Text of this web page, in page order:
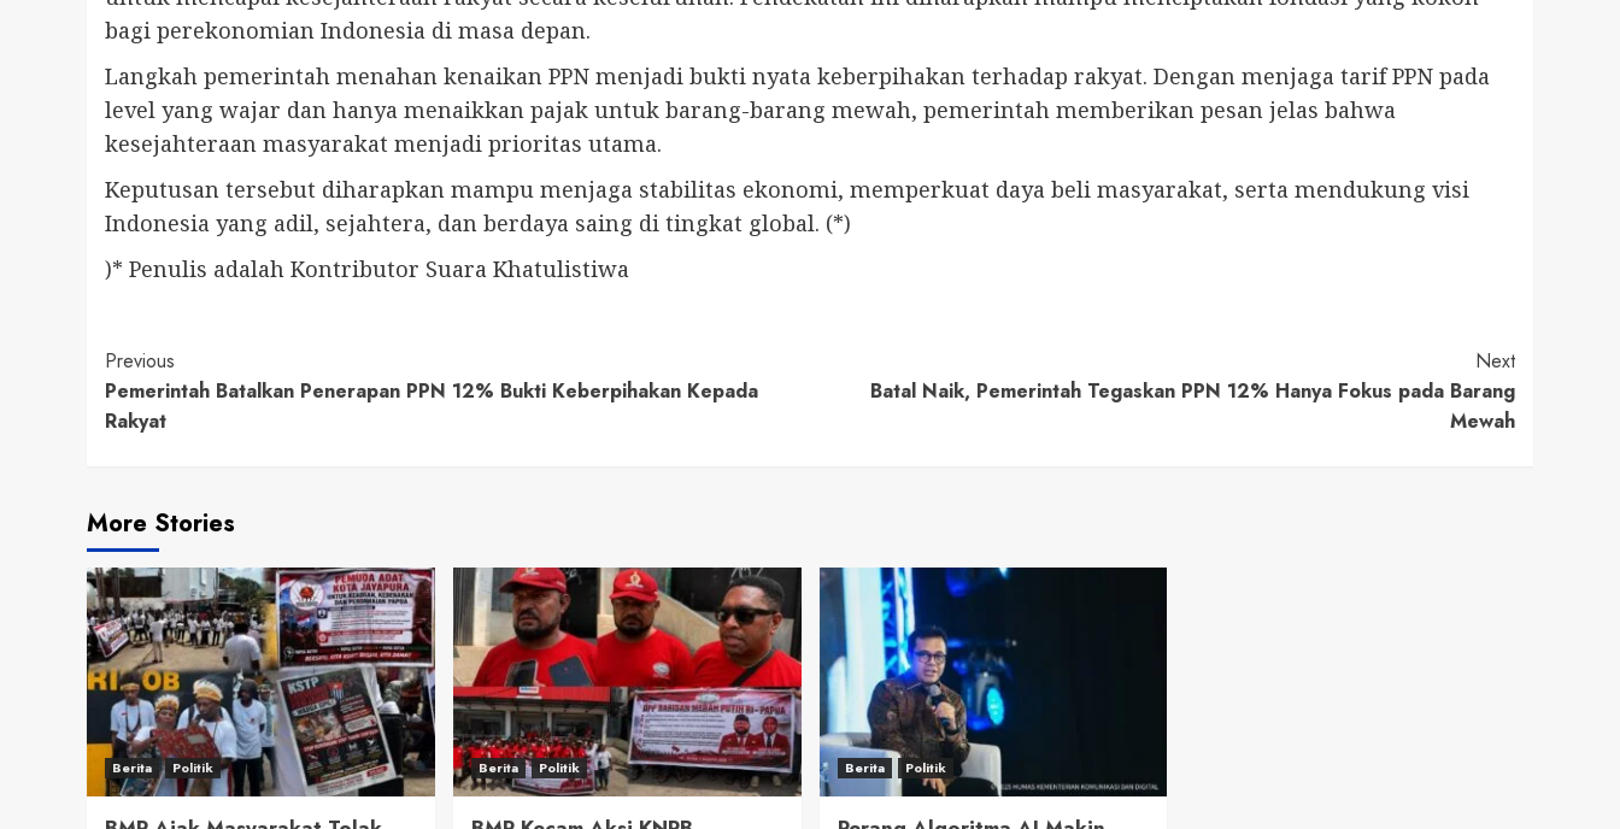
bagi perekonomian Indonesia di masa depan.
Langkah pemerintah menahan kenaikan PPN menjadi bukti nyata keberpihakan terhadap rakyat. Dengan menjaga tarif PPN pada
level yang wajar dan hanya menaikkan pajak untuk barang-barang mewah, pemerintah memberikan pesan jelas bahwa
kesejahteraan masyarakat menjadi prioritas utama.
Keputusan tersebut diharapkan mampu menjaga stabilitas ekonomi, memperkuat daya beli masyarakat, serta mendukung visi
Indonesia yang adil, sejahtera, dan berdaya saing di tingkat global. (*)
)* Penulis adalah Kontributor Suara Khatulistiwa
Continue
Reading
Previous
Pemerintah Batalkan Penerapan PPN 12% Bukti Keberpihakan Kepada
Rakyat
Next
Batal Naik, Pemerintah Tegaskan PPN 12% Hanya Fokus pada Barang
Mewah
More Stories
Berita Politik Berita Politik Berita Politik